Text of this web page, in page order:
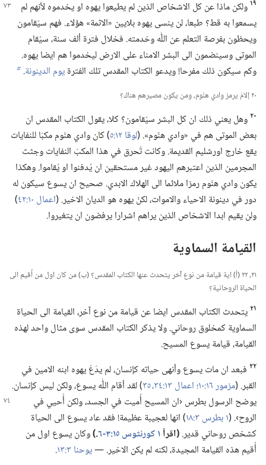
١٩ ولكن ماذا عن كل الاشخاص الذين لم يطيعوا يهوه او يخدموهلأنهم لم
يسمعوا به قط؟‏ طبعا،‏ لن ينسى يهوه بلايين «الاثمة» هؤلاء.‏ فهم سيُقامون
ويحظون بفرصة التعلم عن اللّٰه وخدمته.‏ فخلال فترة ألف سنة،‏ سيُقام
الموتى وسينضمون الى البشر الامناء على الارض ليخدموا هم ايضا يهوه.‏
وكم سيكون ذلك مفرحا!‏ ويدعو الكتاب المقدس تلك الفترةيوم الدينونة‏.‏
b
٢٠ إلامَ يرمز وادي هنّوم،‏ ومن يكون مصيرهم هناك؟‏
٢٠ وهل يعني ذلك ان كل البشر سيُقامون؟‏ كلا،‏ يقول الكتاب المقدس ان
بعض الموتى هم في «وادي هنّوم».‏ (‏لوقا ١٢:‏٥
‏)‏ كان وادي هنّوم مكبّا للنفايات
يقع خارج اورشليم القديمة.‏ وكانت تُحرق في هذا المكبّ النفايات وجثث
المجرمين الذين اعتبرهم اليهود غير مستحقين ان يُدفنوا او يُقاموا.‏ وهكذا
يكون وادي هنّوم رمزا ملائما الى الهلاك الابدي.‏ صحيح ان يسوع سيكون له
دور في دينونة الاحياء والاموات،‏ لكنّ يهوه هو الديان الاخير.‏ (‏اعمال ١٠:‏٤٢
‏)‏
ولن يقيم ابدا الاشخاص الذين يراهم اشرارا يرفضون ان يتغيروا.‏
القيامة السماوية
٢١،‏ ٢٢ (‏أ)‏ اية قيامة من نوع آخر يتحدث عنها الكتاب المقدس؟‏ (‏ب)‏ من كان اول من أُقيم الى
الحياة الروحانية؟‏
٢١ يتحدث الكتاب المقدس ايضا عن قيامة من نوع آخر،‏ القيامة الى الحياة
السماوية كمخلوق روحاني.‏ ولا يذكر الكتاب المقدس سوى مثال واحد لهذه
القيامة،‏ قيامة يسوع المسيح.‏
٢٢ فبعد ان مات يسوع وأنهى حياته كإنسان،‏ لم يدَعْ يهوه ابنه الامين في
القبر.‏ (‏مزمور ١٦:‏١٠؛‏ اعمال ١٣:‏٣٤،‏ ٣٥
‏)‏ لقد أقام اللّٰه يسوع،‏ ولكن ليس كإنسان.‏
يوضح الرسول بطرس ‹ان المسيح أُميت في الجسد،‏ولكن أُحيي في
الروح›.‏ (‏١ بطرس ٣:‏١٨
‏)‏ انها لعجيبة عظيمة!‏ فقد عاد يسوع الى الحياة
كشخص روحاني قدير.‏‏(‏اقرأ١ كورنثوس ١٥:‏٣-‏٦ ‏.‏)‏وكان يسوع اول من
أُقيم هذه القيامة المجيدة،‏ لكنه لم يكن الاخير.‏ —‏يوحنا ٣:‏١٣ ‏.‏